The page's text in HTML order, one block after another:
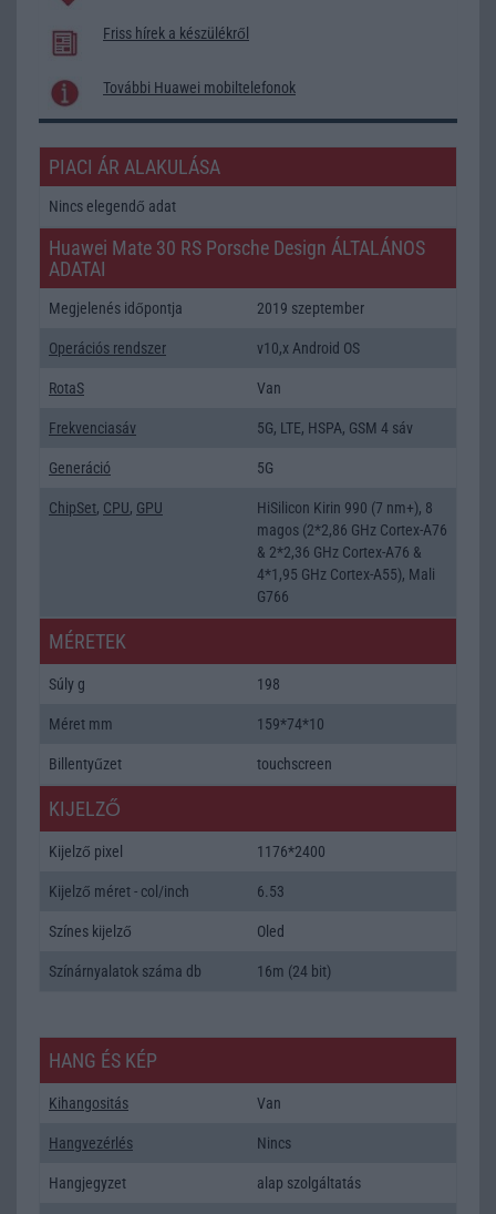
Friss hírek a készülékről
További Huawei mobiltelefonok
PIACI ÁR ALAKULÁSA
Nincs elegendő adat
Huawei Mate 30 RS Porsche Design ÁLTALÁNOS
ADATAI
Megjelenés időpontja 2019 szeptember
Operációs rendszer v10,x Android OS
RotaS Van
Frekvenciasáv 5G, LTE, HSPA, GSM 4 sáv
Generáció 5G
ChipSet, CPU, GPU
HiSilicon Kirin 990 (7 nm+), 8
magos (2*2,86 GHz Cortex-A76
& 2*2,36 GHz Cortex-A76 &
4*1,95 GHz Cortex-A55), Mali
G766
MÉRETEK
Súly g 198
Méret mm 159*74*10
Billentyűzet touchscreen
KIJELZŐ
Kijelző pixel 1176*2400
Kijelző méret - col/inch 6.53
Színes kijelző Oled
Színárnyalatok száma db 16m (24 bit)
HANG ÉS KÉP
Kihangositás Van
Hangvezérlés Nincs
Hangjegyzet alap szolgáltatás